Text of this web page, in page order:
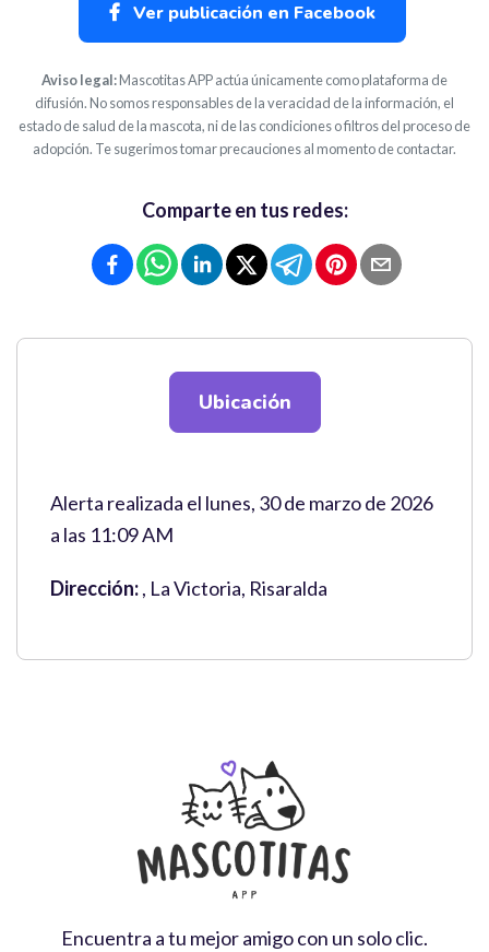
Ver publicación en Facebook
Aviso legal:Mascotitas APP actúa únicamente como plataforma de
difusión. No somos responsables de la veracidad de la información, el
estado de salud de la mascota, ni de las condiciones o filtros del proceso de
adopción. Te sugerimos tomar precauciones al momento de contactar.
Comparte en tus redes:
Ubicación
Alerta realizada el lunes, 30 de marzo de 2026
a las 11:09 AM
Dirección:, La Victoria, Risaralda
Encuentra a tu mejor amigo con un solo clic.